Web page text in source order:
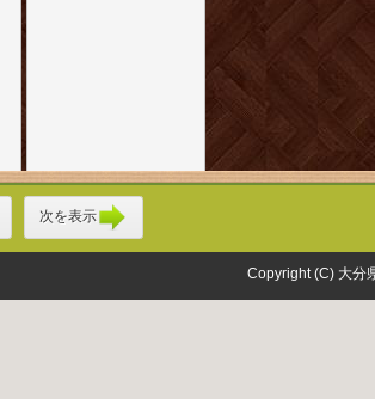
次を表示
Copyright (C) 大分